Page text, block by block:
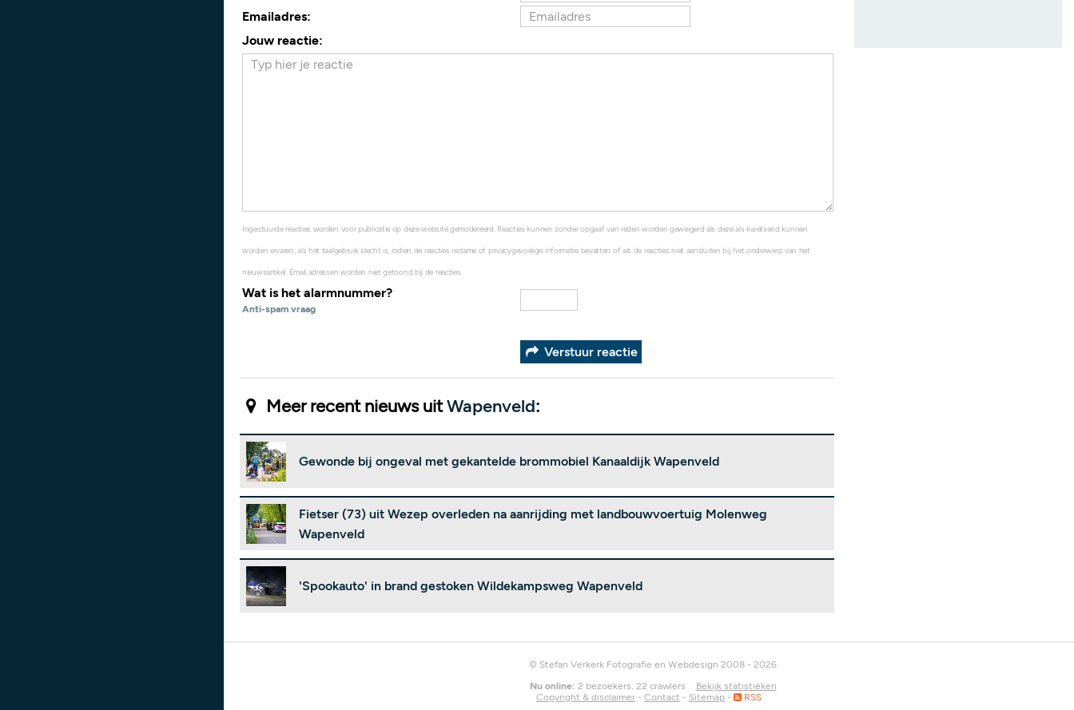
Emailadres:
Jouw reactie:
Ingestuurde reacties worden voor publicatie op deze website gemodereerd. Reacties kunnen zonder opgaaf van reden worden geweigerd als deze als kwetsend kunnen
worden ervaren, als het taalgebruik slecht is, indien de reacties reclame of privacygevoelige informatie bevatten of als de reacties niet aansluiten bij het onderwerp van het
nieuwsartikel. Email adressen worden niet getoond bij de reacties.
Wat is het alarmnummer?
Anti-spam vraag
Verstuur reactie
Meer recent nieuws uitWapenveld:
Gewonde bij ongeval met gekantelde brommobiel Kanaaldijk Wapenveld
Fietser (73) uit Wezep overleden na aanrijding met landbouwvoertuig Molenweg
Wapenveld
'Spookauto' in brand gestoken Wildekampsweg Wapenveld
© Stefan Verkerk Fotografie en Webdesign 2008 - 2026
Nu online: 2 bezoekers, 22 crawlers
Bekijk statistieken
Copyright & disclaimer - Contact - Sitemap - RSS